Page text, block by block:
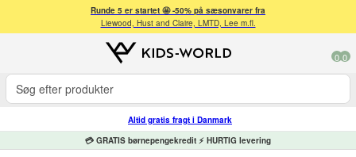
Runde 5 er startet 🤩 -50% på sæsonvarer fra
Liewood, Hust and Claire, LMTD, Lee m.fl.
0 0
Altid gratis fragt i Danmark
💳 GRATIS børnepengekredit ⚡ HURTIG levering